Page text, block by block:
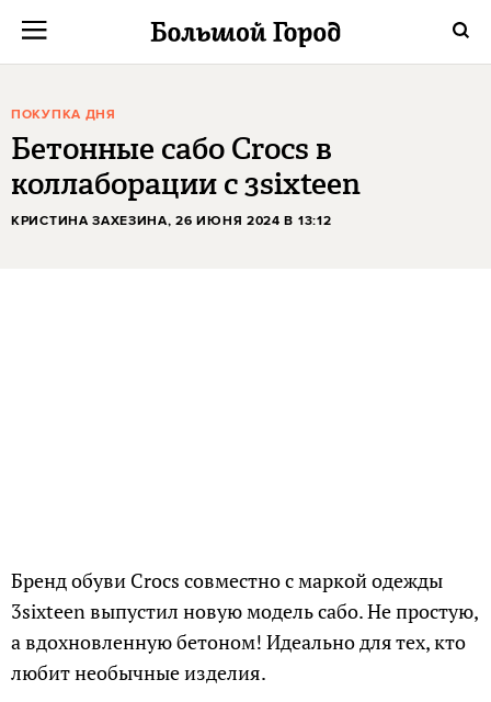
ПОКУПКА ДНЯ
Бетонные сабо Crocs в
коллаборации с 3sixteen
КРИСТИНА ЗАХЕЗИНА, 26 ИЮНЯ 2024 В 13:12
Бренд обуви Crocs совместно c маркой одежды
3sixteen выпустил новую модель сабо. Не простую,
а вдохновленную бетоном! Идеально для тех, кто
любит необычные изделия.